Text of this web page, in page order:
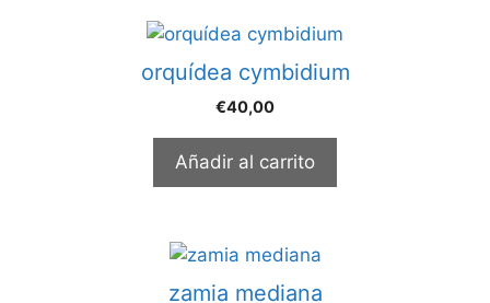
orquídea cymbidium
€40,00
Añadir al carrito
zamia mediana